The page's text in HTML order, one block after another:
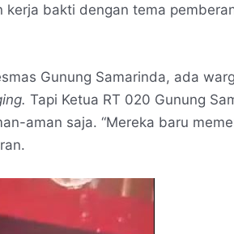
kerja bakti dengan tema
Gunung Samarinda, ada
Tapi Ketua RT 020 Gunung
aman saja. “Mereka baru